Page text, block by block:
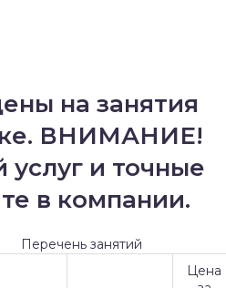
на занятия
ВНИМАНИЕ!
и точные
в компании.
Перечень занятий
Цена